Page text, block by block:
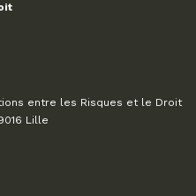
entre les Risques et le Droit
Lille